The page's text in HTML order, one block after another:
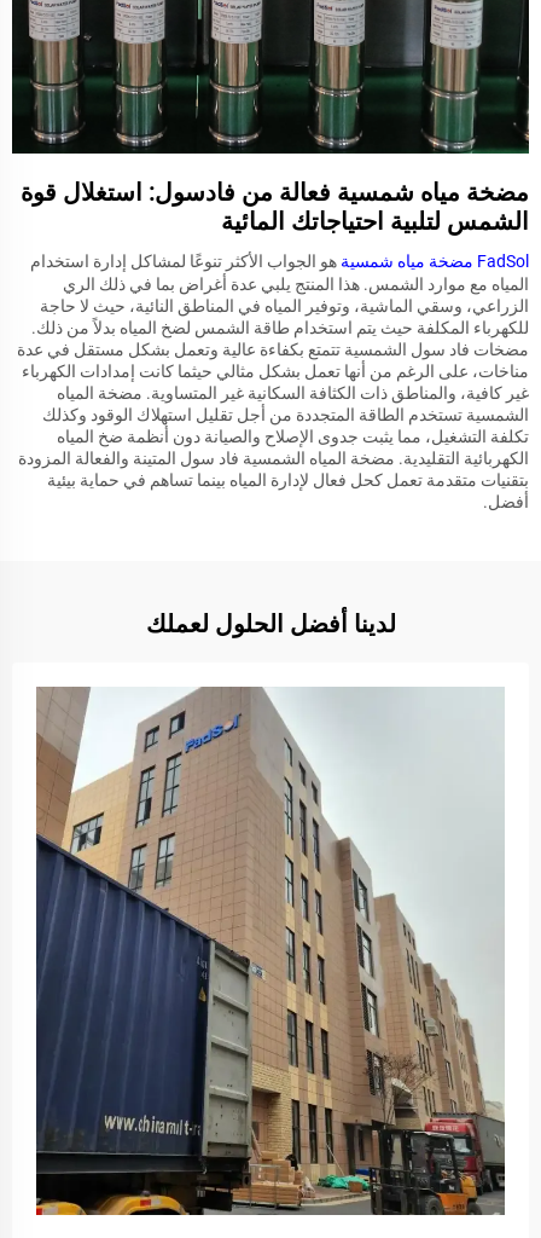
مضخة مياه شمسية فعالة من فادسول: استغلال قوة
الشمس لتلبية احتياجاتك المائية
FadSolمضخة مياه شمسيةهو الجواب الأكثر تنوعًا لمشاكل إدارة استخدام
المياه مع موارد الشمس. هذا المنتج يلبي عدة أغراض بما في ذلك الري
الزراعي، وسقي الماشية، وتوفير المياه في المناطق النائية، حيث لا حاجة
للكهرباء المكلفة حيث يتم استخدام طاقة الشمس لضخ المياه بدلاً من ذلك.
مضخات فاد سول الشمسية تتمتع بكفاءة عالية وتعمل بشكل مستقل في عدة
مناخات، على الرغم من أنها تعمل بشكل مثالي حيثما كانت إمدادات الكهرباء
غير كافية، والمناطق ذات الكثافة السكانية غير المتساوية. مضخة المياه
الشمسية تستخدم الطاقة المتجددة من أجل تقليل استهلاك الوقود وكذلك
تكلفة التشغيل، مما يثبت جدوى الإصلاح والصيانة دون أنظمة ضخ المياه
الكهربائية التقليدية. مضخة المياه الشمسية فاد سول المتينة والفعالة المزودة
بتقنيات متقدمة تعمل كحل فعال لإدارة المياه بينما تساهم في حماية بيئية
أفضل.
لدينا أفضل الحلول لعملك